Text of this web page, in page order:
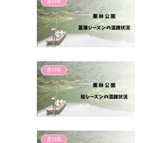
香川県
香川県
香川県